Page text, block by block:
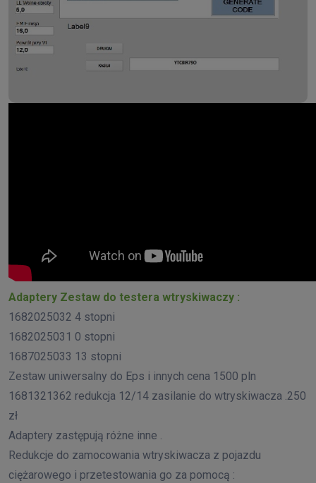
Adaptery Zestaw do testera wtryskiwaczy :
1682025032 4 stopni
1682025031 0 stopni
1687025033 13 stopni
Zestaw uniwersalny do Eps i innych cena 1500 pln
1681321362 redukcja 12/14 zasilanie do wtryskiwacza .250
zł
Adaptery zastępują różne inne .
Redukcje do zamocowania wtryskiwacza z pojazdu
ciężarowego i przetestowania go za pomocą :